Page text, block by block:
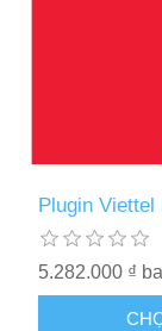
Plugin
5.282.000 ₫